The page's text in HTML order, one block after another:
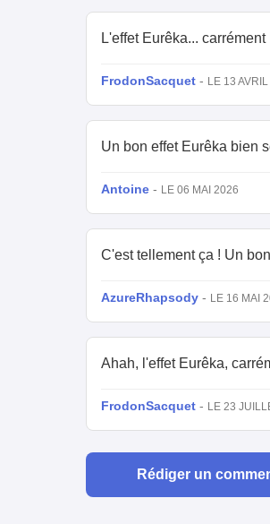
L'effet Eurêka...
FrodonSacquet - LE 13
Un bon effet Eurêka bien
Antoine - LE 06 MAI 2026
C'est tellement ça ! Un
AzureRhapsody - LE 16 MAI
Ahah, l'effet Eurêka,
FrodonSacquet - LE 23
Rédiger un